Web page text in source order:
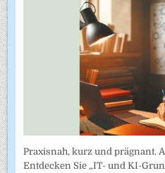
Praxisnah, kurz und prägnant.
Entdecken Sie „IT- und KI-